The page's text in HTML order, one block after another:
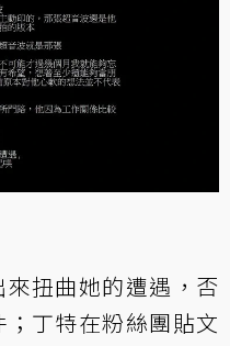
扭曲她的遭遇，否
；丁特在粉絲團貼文